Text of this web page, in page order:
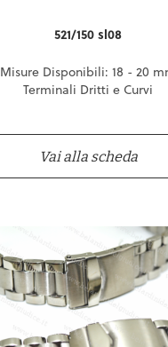
521/150 sl08
Misure Disponibili: 18 - 20
Terminali Dritti e Curvi
Vai alla scheda